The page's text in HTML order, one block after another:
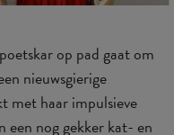
op pad gaat om
nieuwsgierige
met haar impulsieve
een nog gekker kat- en